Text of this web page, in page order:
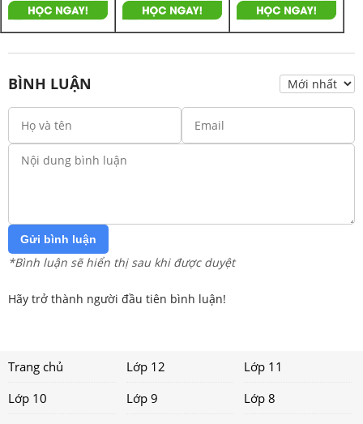
BÌNH LUẬN
Gửi bình luận
*Bình luận sẽ hiển thị sau khi được duyệt
Hãy trở thành người đầu tiên bình luận!
Trang chủ Lớp 12
Lớp 11
Lớp 10
Lớp 9
Lớp 8